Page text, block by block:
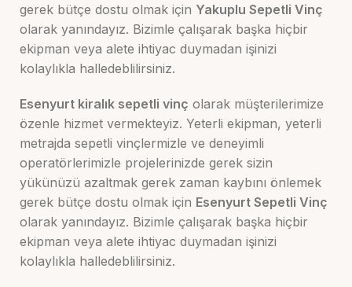
gerek bütçe dostu olmak için Yakuplu Sepetli Vinç
olarak yanındayız. Bizimle çalışarak başka hiçbir
ekipman veya alete ihtiyac duymadan işinizi
kolaylıkla halledeblilirsiniz.
Esenyurt kiralık sepetli vinç olarak müşterilerimize
özenle hizmet vermekteyiz. Yeterli ekipman, yeterli
metrajda sepetli vinçlermizle ve deneyimli
operatörlerimizle projelerinizde gerek sizin
yükünüzü azaltmak gerek zaman kaybını önlemek
gerek bütçe dostu olmak için Esenyurt Sepetli Vinç
olarak yanındayız. Bizimle çalışarak başka hiçbir
ekipman veya alete ihtiyac duymadan işinizi
kolaylıkla halledeblilirsiniz.